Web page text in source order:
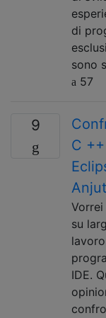
di
sono
57
9
C
su
IDE.